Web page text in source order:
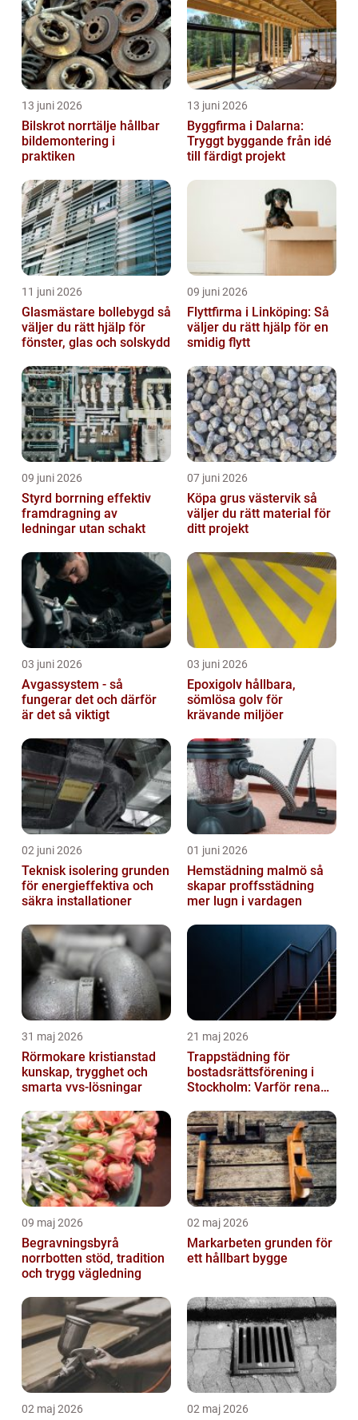
13 juni 2026
Bilskrot norrtälje hållbar
bildemontering i
praktiken
13 juni 2026
Byggfirma i Dalarna:
Tryggt byggande från idé
till färdigt projekt
11 juni 2026
Glasmästare bollebygd så
väljer du rätt hjälp för
fönster, glas och solskydd
09 juni 2026
Flyttfirma i Linköping: Så
väljer du rätt hjälp för en
smidig flytt
09 juni 2026
Styrd borrning effektiv
framdragning av
ledningar utan schakt
07 juni 2026
Köpa grus västervik så
väljer du rätt material för
ditt projekt
03 juni 2026
Avgassystem - så
fungerar det och därför
är det så viktigt
03 juni 2026
Epoxigolv hållbara,
sömlösa golv för
krävande miljöer
02 juni 2026
Teknisk isolering grunden
för energieffektiva och
säkra installationer
01 juni 2026
Hemstädning malmö så
skapar proffsstädning
mer lugn i vardagen
31 maj 2026
Rörmokare kristianstad
kunskap, trygghet och
smarta vvs-lösningar
21 maj 2026
Trappstädning för
bostadsrättsförening i
Stockholm: Varför rena
skillnad än du t...
09 maj 2026
Begravningsbyrå
norrbotten stöd, tradition
och trygg vägledning
02 maj 2026
Markarbeten grunden för
ett hållbart bygge
02 maj 2026 02 maj 2026